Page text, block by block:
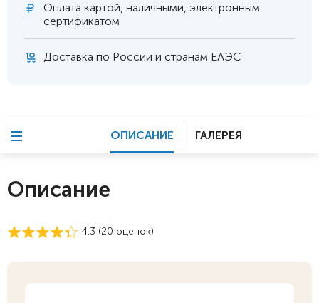
Оплата картой, наличными, электронным
сертификатом
Доставка по России и странам ЕАЭС
ОПИСАНИЕ ГАЛЕРЕЯ
Описание
4.3 (20 оценок)